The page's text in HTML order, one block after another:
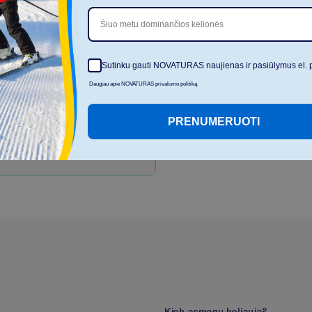
dirbtinio inte le k
Šiuo metu dominančios kelionės
Sutinku gauti NOVATURAS naujienas ir pasiūlymus el.
Daugiau apie NOVATURAS privalumo politiką
PRENUMERUOTI